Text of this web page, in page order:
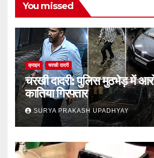
You missed
क्राइम चरखी दादरी
चरखी दादरी: पुलिस मुठभेड़ में
कातिया गिरफ्तार
SURYA PRAKASH UPADHYAY